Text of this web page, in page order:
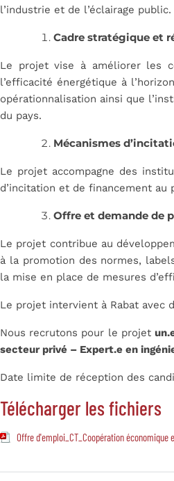
l’industrie et de l’éclairage
Cadre stratégique et
Le projet vise à améliorer les
l’efficacité énergétique à
opérationnalisation ainsi que
du pays.
Mécanismes
Le projet accompagne des
d’incitation et de financement
Offre et demande de
Le projet contribue au
à la promotion des normes,
la mise en place de mesures
Le projet intervient à Rabat avec
Nous recrutons pour le projet
secteur privé – Expert.e en
Date limite de réception des
Télécharger les fichiers
Offre d'emploi_CT_Coopération